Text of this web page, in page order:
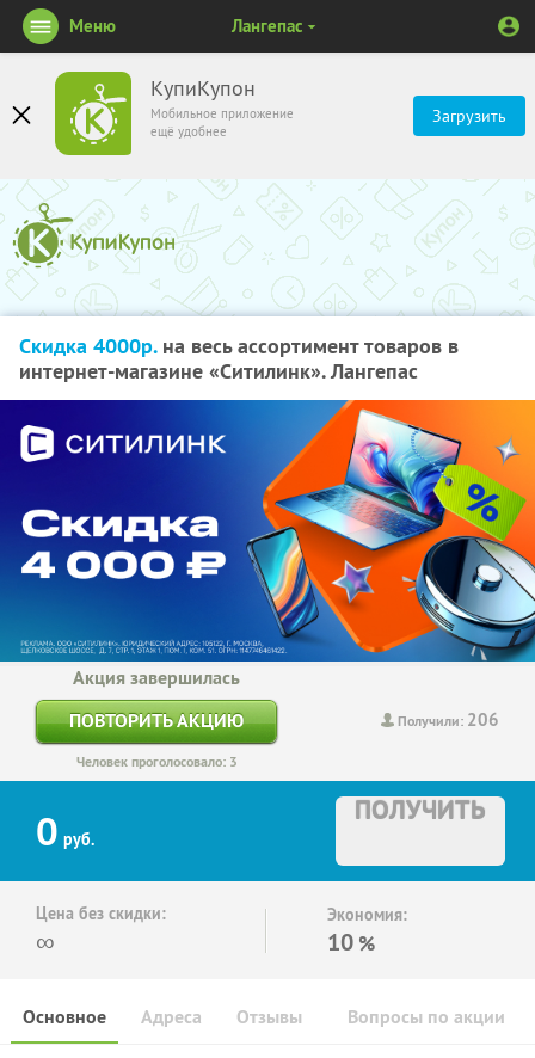
КупиКупон
Мобильное приложение
ещё удобнее
Загрузить
Меню Лангепас
Скидка 4000р.на весь ассортимент товаров в
интернет-магазине «Ситилинк». Лангепас
Получили: 206
Акция завершилась
ПОВТОРИТЬ АКЦИЮ
Человек проголосовало: 3
0 руб.
ПОЛУЧИТЬ
Цена без скидки:
∞
Экономия:
10 %
Основное Отзывы Вопросы по акции
Адреса